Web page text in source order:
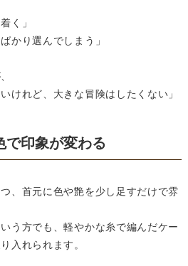
く」
かり選んでしまう」
けれど、大きな冒険はしたくない」
で印象が変わる
、首元に色や艶を少し足すだけで雰
う方でも、軽やかな糸で編んだケー
入れられます。